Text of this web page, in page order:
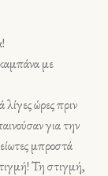
με
ώρες πριν
για την
μπροστά
Τη στιγμή,